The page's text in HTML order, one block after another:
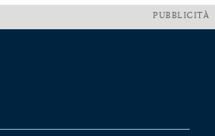
PUBBLICITÀ